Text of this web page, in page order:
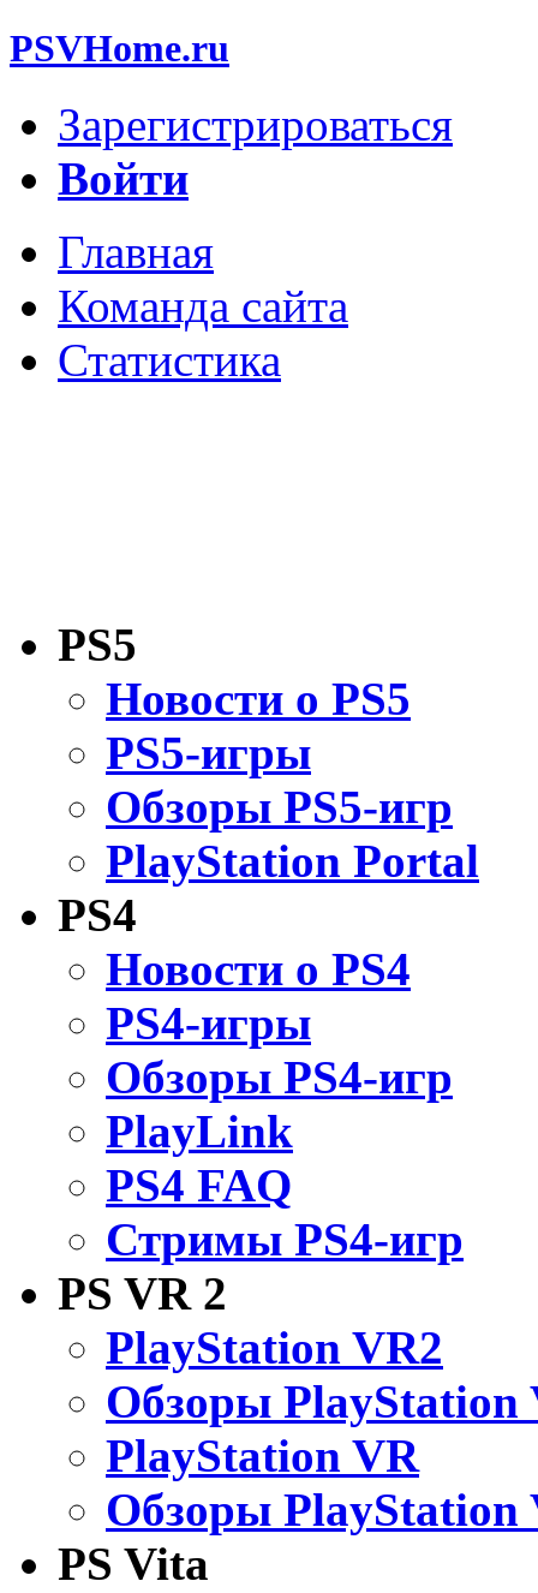
PSVHome.ru
Зарегистрироваться
Войти
Главная
Команда сайта
Статистика
PS5
Новости о PS5
PS5-игры
Обзоры PS5-игр
PlayStation Portal
PS4
Новости о PS4
PS4-игры
Обзоры PS4-игр
PlayLink
PS4 FAQ
Стримы PS4-игр
PS VR 2
PlayStation VR2
Обзоры PlayStation
PlayStation VR
Обзоры PlayStation
PS Vita